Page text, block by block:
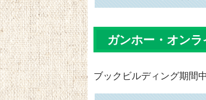
ガンホー・オン
ブックビルディング期間中